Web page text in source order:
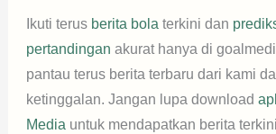
Ikuti terus berita bola terkini dan
pertandingan akurat hanya di
pantau terus berita terbaru dari kami
ketinggalan. Jangan lupa download
Media untuk mendapatkan berita